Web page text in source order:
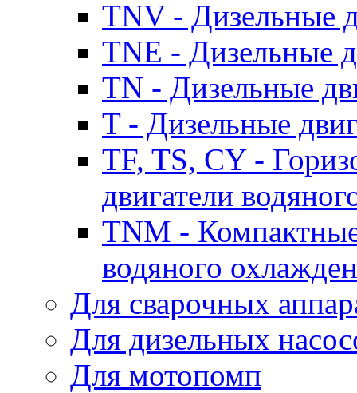
TNV - Дизельные
TNE - Дизельные
TN - Дизельные
T - Дизельные
TF, TS, CY -
двигатели
TNM -
водяного
Для сварочных
Для дизельных
Для мотопомп